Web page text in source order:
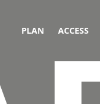
PLAN ACCESS